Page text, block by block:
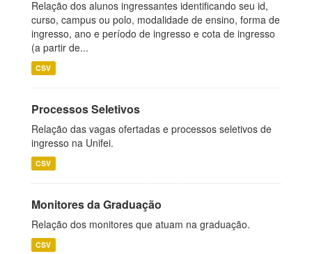
Relação dos alunos ingressantes identificando seu id,
curso, campus ou polo, modalidade de ensino, forma de
ingresso, ano e período de ingresso e cota de ingresso
(a partir de...
CSV
Processos Seletivos
Relação das vagas ofertadas e processos seletivos de
ingresso na Unifei.
CSV
Monitores da Graduação
Relação dos monitores que atuam na graduação.
CSV